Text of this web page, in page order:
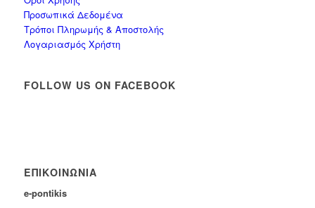
Προσωπικά Δεδομένα
Τρόποι Πληρωμής & Αποστολής
Λογαριασμός Χρήστη
FOLLOW US ON FACEBOOK
ΕΠΙΚΟΙΝΩΝΊΑ
e-pontikis